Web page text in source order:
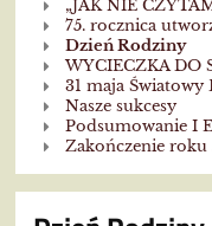
„JAK NIE
75. rocznica
Dzień Rodziny
WYCIECZKA DO
31 maja Światowy
Nasze sukcesy
Podsumowanie I
Zakończenie roku